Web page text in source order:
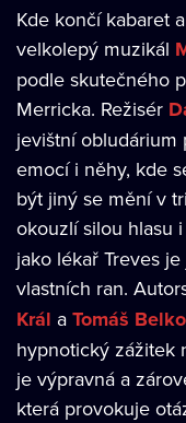
Kde končí kabaret
velkolepý muzikál
podle skutečného
Merricka. Režisér
jevištní obludárium
emocí i něhy, kde
být jiný se mění v
okouzlí silou hlasu
jako lékař Treves
vlastních ran.
Král a Tomáš Belko
hypnotický zážitek
je výpravná a
která provokuje